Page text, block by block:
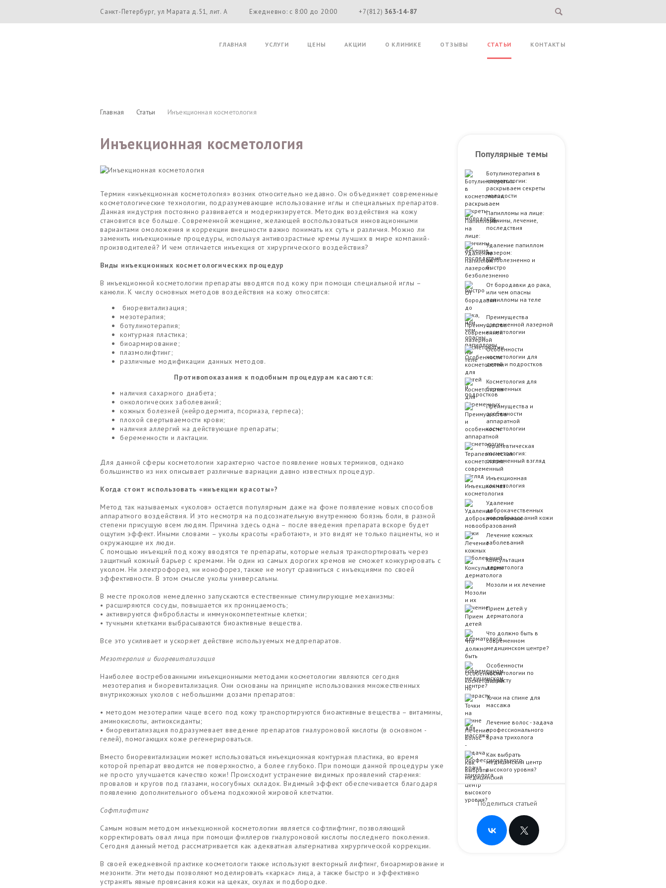
Санкт-Петербург, ул Марата д.51, лит. А Ежедневно: с 8:00 до 20:00 +7(812) 363-14-87
ГЛАВНАЯ УСЛУГИ ЦЕНЫ АКЦИИ О КЛИНИКЕ ОТЗЫВЫ СТАТЬИ КОНТАКТЫ
Главная Статьи Инъекционная косметология
Популярные темы
Ботулинотерапия в
косметологии:
раскрываем секреты
молодости
Папилломы на лице:
причины, лечение,
последствия
Удаление папиллом
лазером:
безболезненно и
быстро
От бородавки до рака,
или чем опасны
папилломы на теле
Преимущества
современной лазерной
косметологии
Особенности
косметологии для
детей и подростков
Косметология для
беременных
Преимущества и
особенности
аппаратной
косметологии
Терапевтическая
косметология:
современный взгляд
Инъекционная
косметология
Удаление
доброкачественных
новообразований кожи
Лечение кожных
заболеваний
Консультация
дерматолога
Мозоли и их лечение
Прием детей у
дерматолога
Что должно быть в
современном
медицинском центре?
Особенности
косметологии по
возрасту
Точки на спине для
массажа
Лечение волоc - задача
профессионального
врача трихолога
Как выбрать
медицинский центр
высокого уровня?
Поделиться статьей
Инъекционная косметология
Термин «инъекционная косметология» возник относительно недавно. Он объединяет современные
косметологические технологии, подразумевающие использование иглы и специальных препаратов.
Данная индустрия постоянно развивается и модернизируется. Методик воздействия на кожу
становится все больше. Современной женщине, желающей воспользоваться инновационными
вариантами омоложения и коррекции внешности важно понимать их суть и различия. Можно ли
заменить инъекционные процедуры, используя антивозрастные кремы лучших в мире компаний-
производителей? И чем отличается инъекция от хирургического воздействия?
Виды инъекционных косметологических процедур
В инъекционной косметологии препараты вводятся под кожу при помощи специальной иглы –
канюли. К числу основных методов воздействия на кожу относятся:
биоревитализация;
мезотерапия;
ботулинотерапия;
контурная пластика;
биоармирование;
плазмолифтинг;
различные модификации данных методов.
Противопоказания к подобным процедурам касаются:
наличия сахарного диабета;
онкологических заболеваний;
кожных болезней (нейродермита, псориаза, герпеса);
плохой свертываемости крови;
наличия аллергий на действующие препараты;
беременности и лактации.
Для данной сферы косметологии характерно частое появление новых терминов, однако
большинство из них описывает различные вариации давно известных процедур.
Когда стоит использовать «инъекции красоты»?
Метод так называемых «уколов» остается популярным даже на фоне появление новых способов
аппаратного воздействия. И это несмотря на подсознательную внутреннюю боязнь боли, в разной
степени присущую всем людям. Причина здесь одна – после введения препарата вскоре будет
ощутим эффект. Иными словами – уколы красоты «работают», и это видят не только пациенты, но и
окружающие их люди.
С помощью инъекций под кожу вводятся те препараты, которые нельзя транспортировать через
защитный кожный барьер с кремами. Ни один из самых дорогих кремов не сможет конкурировать с
уколом. Ни электрофорез, ни ионофорез, также не могут сравниться с инъекциями по своей
эффективности. В этом смысле уколы универсальны.
В месте проколов немедленно запускаются естественные стимулирующие механизмы:
• расширяются сосуды, повышается их проницаемость;
• активируются фибробласты и иммунокомпетентные клетки;
• тучными клетками выбрасываются биоактивные вещества.
Все это усиливает и ускоряет действие используемых медпрепаратов.
Мезотерапия и биоревитализация
Наиболее востребованными инъекционными методами косметологии являются сегодня
мезотерапия и биоревитализация. Они основаны на принципе использования множественных
внутрикожных уколов с небольшими дозами препаратов:
• методом мезотерапии чаще всего под кожу транспортируются биоактивные вещества – витамины,
аминокислоты, антиоксиданты;
• биоревитализация подразумевает введение препаратов гиалуроновой кислоты (в основном -
гелей), помогающих коже регенерироваться.
Вместо биоревитализации может использоваться инъекционная контурная пластика, во время
которой препарат вводится не поверхностно, а более глубоко. При помощи данной процедуры уже
не просто улучшается качество кожи! Происходит устранение видимых проявлений старения:
провалов и кругов под глазами, носогубных складок. Видимый эффект обеспечивается благодаря
появлению дополнительного объема подкожной жировой клетчатки.
Софтлифтинг
Самым новым методом инъекционной косметологии является софтлифтинг, позволяющий
корректировать овал лица при помощи филлеров гиалуроновой кислоты последнего поколения.
Сегодня данный метод рассматривается как адекватная альтернатива хирургической коррекции.
В своей ежедневной практике косметологи также используют векторный лифтинг, биоармирование и
мезонити. Эти методы позволяют моделировать «каркас» лица, а также быстро и эффективно
устранять явные провисания кожи на щеках, скулах и подбородке.